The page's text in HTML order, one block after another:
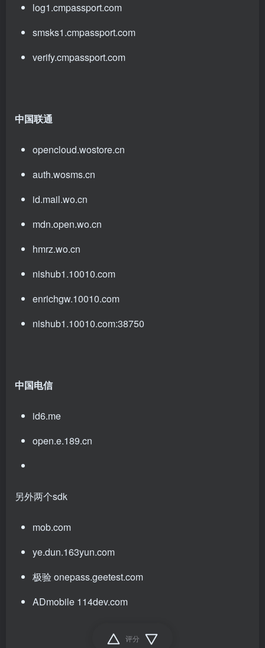
log1.cmpassport.com
smsks1.cmpassport.com
verify.cmpassport.com
中国联通
opencloud.wostore.cn
auth.wosms.cn
id.mail.wo.cn
mdn.open.wo.cn
hmrz.wo.cn
nishub1.10010.com
enrichgw.10010.com
nishub1.10010.com:38750
中国电信
id6.me
open.e.189.cn
另外两个sdk
mob.com
ye.dun.163yun.com
极验 onepass.geetest.com
ADmobile 114dev.com
评分